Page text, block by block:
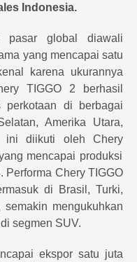
Indonesia.
pasar global diawali
yang mencapai satu
karena ukurannya
TIGGO 2 berhasil
perkotaan di berbagai
Amerika Utara,
ini diikuti oleh Chery
mencapai produksi
Performa CheryTIGGO
di Brasil, Turki,
mengukuhkan
segmen SUV.
ekspor satu juta